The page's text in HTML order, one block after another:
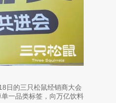
日的三只松鼠经销商大会
一品类标签，向万亿饮料